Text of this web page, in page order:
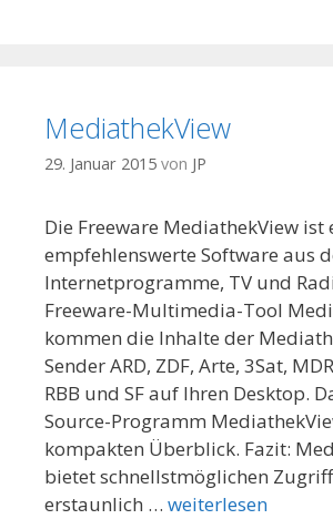
MediathekView
29. Januar 2015 von JP
Die Freeware MediathekView ist
empfehlenswerte Software aus
Internetprogramme, TV und
Freeware-Multimedia-Tool
kommen die Inhalte der
Sender ARD, ZDF, Arte, 3Sat,
RBB und SF auf Ihren Desktop.
Source-Programm
kompakten Überblick. Fazit:
bietet schnellstmöglichen
erstaunlich … weiterlesen